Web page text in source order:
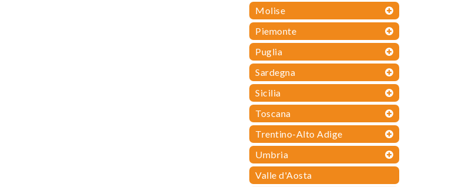
Molise
Piemonte
Puglia
Sardegna
Sicilia
Toscana
Trentino-Alto Adige
Umbria
Valle d'Aosta